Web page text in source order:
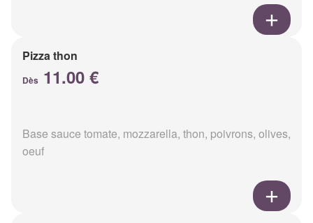
Pizza thon
Dès 11.00 €
Base sauce tomate, mozzarella, thon, poivrons, olives,
oeuf